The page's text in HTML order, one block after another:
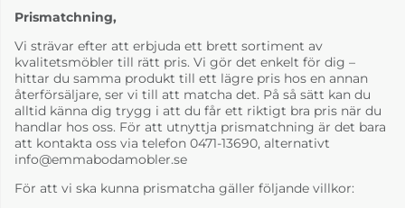
Prismatchning,
Vi strävar efter att erbjuda ett brett sortiment av
kvalitetsmöbler till rätt pris. Vi gör det enkelt för dig –
hittar du samma produkt till ett lägre pris hos en annan
återförsäljare, ser vi till att matcha det. På så sätt kan du
alltid känna dig trygg i att du får ett riktigt bra pris när du
handlar hos oss. För att utnyttja prismatchning är det bara
att kontakta oss via telefon 0471-13690, alternativt
info@emmabodamobler.se
För att vi ska kunna prismatcha gäller följande villkor: